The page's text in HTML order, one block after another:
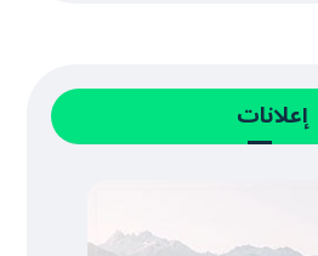
إعلانات